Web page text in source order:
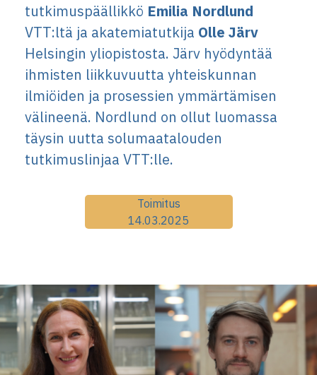
tutkimuspäällikkö Emilia Nordlund
VTT:ltä ja akatemiatutkija Olle Järv
Helsingin yliopistosta. Järv hyödyntää
ihmisten liikkuvuutta yhteiskunnan
ilmiöiden ja prosessien ymmärtämisen
välineenä. Nordlund on ollut luomassa
täysin uutta solumaatalouden
tutkimuslinjaa VTT:lle.
Toimitus
14.03.2025